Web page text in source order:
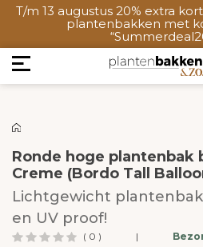
T/m 13 augustus 20% extra
plantenbakken met
Ronde hoge plantenbak
Creme (Bordo Tall
Lichtgewicht
en UV proof!
( 0 ) |